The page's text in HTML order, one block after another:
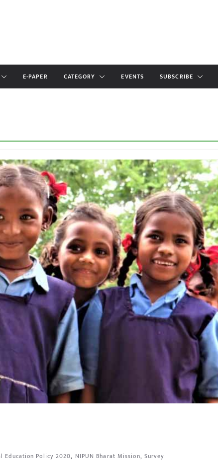
E-PAPER CATEGORY EVENTS SUBSCRIBE
Education Policy 2020, NIPUN Bharat Mission, Survey